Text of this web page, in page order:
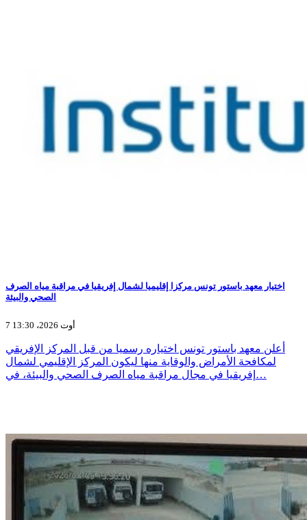
اختيار معهد باستور تونس مركزا إقليميا لشمال إفريقيا في مراقبة مياه الصرف
الصحي والبيئة
7 أوت 2026، 13:30
أعلن معهد باستور تونس اختياره رسميا من قبل المركز الإفريقي
لمكافحة الأمراض والوقاية منها ليكون المركز الإقليمي لشمال
إفريقيا في مجال مراقبة مياه الصرف الصحي والبيئة، في…